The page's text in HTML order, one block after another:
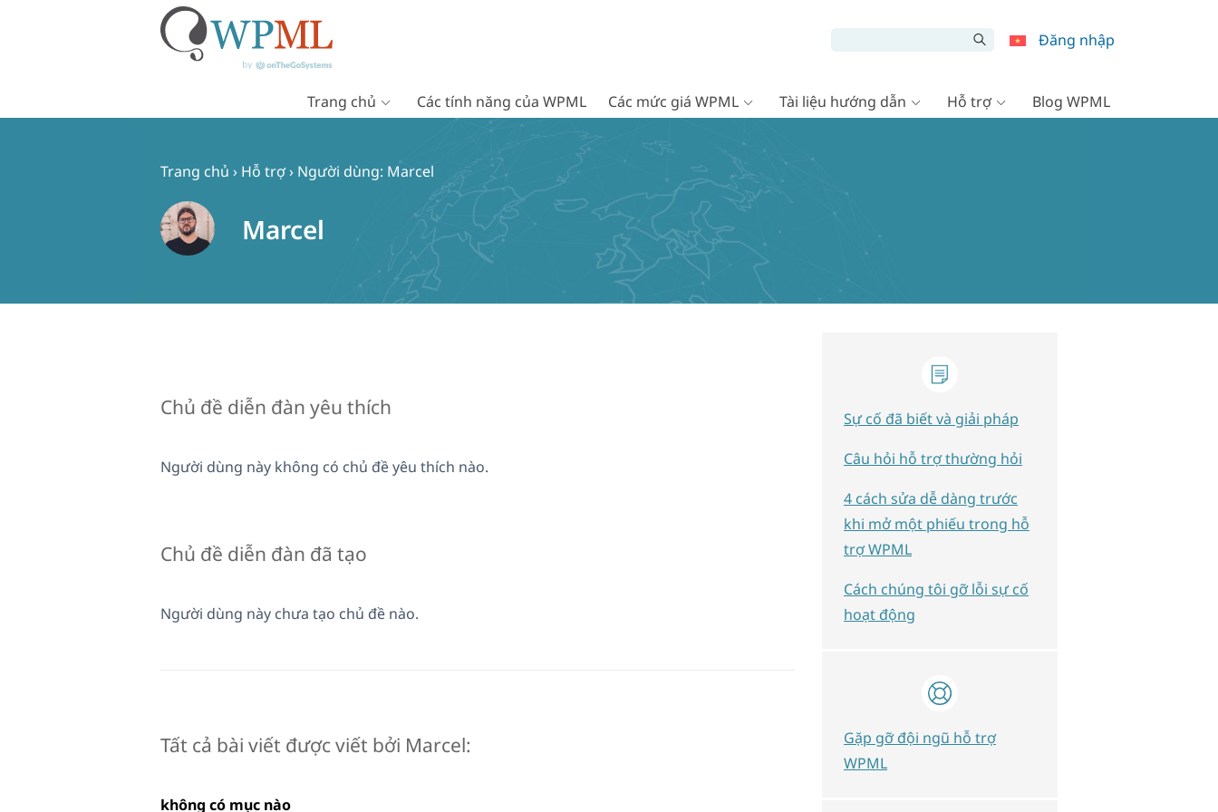
Đăng nhập
Trang chủ Các tính năng của WPML Các mức giá WPML Tài liệu hướng dẫn Hỗ trợ Blog WPML
Trang chủ › Hỗ trợ› Người dùng: Marcel
Marcel
Chủ đề diễn đàn yêu thích
Người dùng này không có chủ đề yêu thích nào.
Chủ đề diễn đàn đã tạo
Người dùng này chưa tạo chủ đề nào.
Tất cả bài viết được viết bởi Marcel:
không có mục nào
Sự cố đã biết và giải pháp
Câu hỏi hỗ trợ thường hỏi
4 cách sửa dễ dàng trước
khi mở một phiếu trong hỗ
trợ WPML
Cách chúng tôi gỡ lỗi sự cố
hoạt động
Gặp gỡ đội ngũ hỗ trợ
WPML